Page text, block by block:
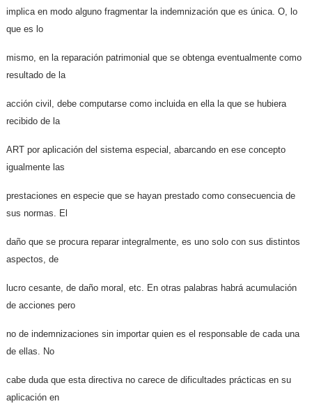
implica en modo alguno fragmentar la indemnización que es única. O, lo
que es lo
mismo, en la reparación patrimonial que se obtenga eventualmente como
resultado de la
acción civil, debe computarse como incluida en ella la que se hubiera
recibido de la
ART por aplicación del sistema especial, abarcando en ese concepto
igualmente las
prestaciones en especie que se hayan prestado como consecuencia de
sus normas. El
daño que se procura reparar integralmente, es uno solo con sus distintos
aspectos, de
lucro cesante, de daño moral, etc. En otras palabras habrá acumulación
de acciones pero
no de indemnizaciones sin importar quien es el responsable de cada una
de ellas. No
cabe duda que esta directiva no carece de dificultades prácticas en su
aplicación en